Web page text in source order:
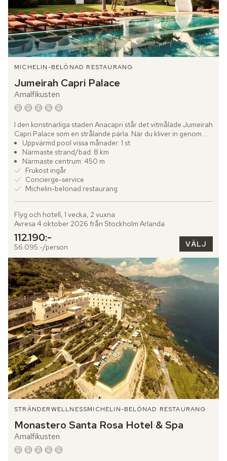
MICHELIN-BELÖNAD RESTAURANG
Jumeirah Capri Palace
Amalfikusten
I den konstnärliga staden Anacapri står det vitmålade Jumeirah
Capri Palace som en strålande pärla. När du kliver in genom
dörrarna möts du av "Shores of the Seas" – en imponerande...
Uppvärmd pool vissa månader: 1 st
Närmaste strand/bad: 8 km
Närmaste centrum: 450 m
Frukost ingår
Concierge-service
Michelin-belönad restaurang
Flyg och hotell, 1 vecka, 2 vuxna
Avresa 4 oktober 2026 från Stockholm Arlanda
112.190:-
56.095:-/person VÄLJ
STRÄNDERWELLNESSMICHELIN-BELÖNAD RESTAURANG
Monastero Santa Rosa Hotel & Spa
Amalfikusten